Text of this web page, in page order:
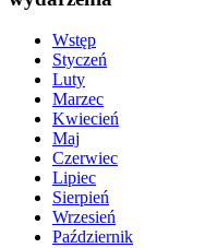
Wstęp
Styczeń
Luty
Marzec
Kwiecień
Maj
Czerwiec
Lipiec
Sierpień
Wrzesień
Październik